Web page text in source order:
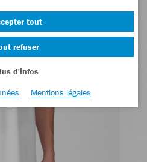
tout
refuser
d'infos
Mentions légales